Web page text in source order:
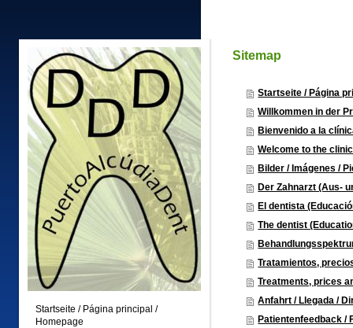
Startseite / Página principal /
Homepage
Sitemap
Startseite / Página
Willkommen in der
Bienvenido a la
Welcome to the clinic
Bilder / Imágenes /
Der Zahnarzt (Aus-
El dentista
The dentist
Tratamientos,
Treatments, prices
Anfahrt / Llegada /
Patientenfeedback /